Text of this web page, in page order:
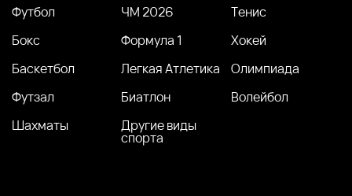
Футбол ЧМ 2026
Тенис
Бокс
Формула 1
Хокей
Баскетбол
Легкая Атлетика
Олимпиада
Футзал
Биатлон
Волейбол
Шахматы
Другие виды
спорта